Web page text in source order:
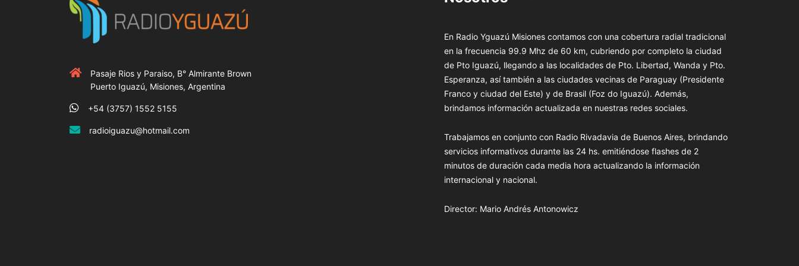
Pasaje Rios y Paraiso, B° Almirante Brown
Puerto Iguazú, Misiones, Argentina
+54 (3757) 1552 5155
radioiguazu@hotmail.com
En Radio Yguazú Misiones contamos con una cobertura radial tradicional
en la frecuencia 99.9 Mhz de 60 km, cubriendo por completo la ciudad
de Pto Iguazú, llegando a las localidades de Pto. Libertad, Wanda y Pto.
Esperanza, así también a las ciudades vecinas de Paraguay (Presidente
Franco y ciudad del Este) y de Brasil (Foz do Iguazú). Además,
brindamos información actualizada en nuestras redes sociales.
Trabajamos en conjunto con Radio Rivadavia de Buenos Aires, brindando
servicios informativos durante las 24 hs. emitiéndose flashes de 2
minutos de duración cada media hora actualizando la información
internacional y nacional.
Director: Mario Andrés Antonowicz